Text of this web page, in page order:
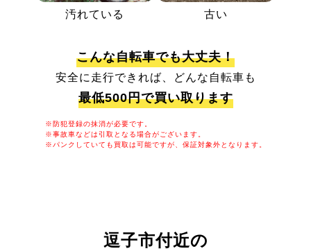
汚れている 古い
こんな自転車でも大丈夫！
安全に走行できれば、どんな自転車も
最低500円で買い取ります
※防犯登録の抹消が必要です。
※事故車などは引取となる場合がございます。
※パンクしていても買取は可能ですが、保証対象外となります。
逗子市付近の